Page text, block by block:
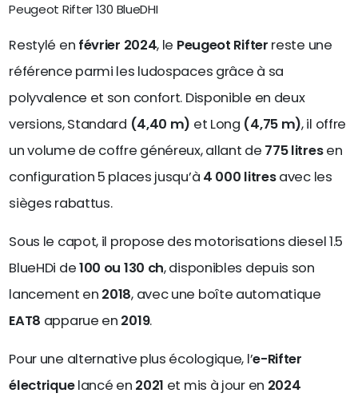
Peugeot Rifter 130 BlueDHI
Restylé en février 2024, le Peugeot Rifter reste une
référence parmi les ludospaces grâce à sa
polyvalence et son confort. Disponible en deux
versions, Standard (4,40 m) et Long (4,75 m), il offre
un volume de coffre généreux, allant de 775 litresen
configuration 5 places jusqu’à 4 000 litresavec les
sièges rabattus.
Sous le capot, il propose des motorisations diesel 1.5
BlueHDi de100 ou 130 ch, disponibles depuis son
lancement en 2018, avec une boîte automatique
EAT8 apparue en 2019.
Pour une alternative plus écologique, l’e-Rifter
électriquelancé en 2021 et mis à jour en 2024